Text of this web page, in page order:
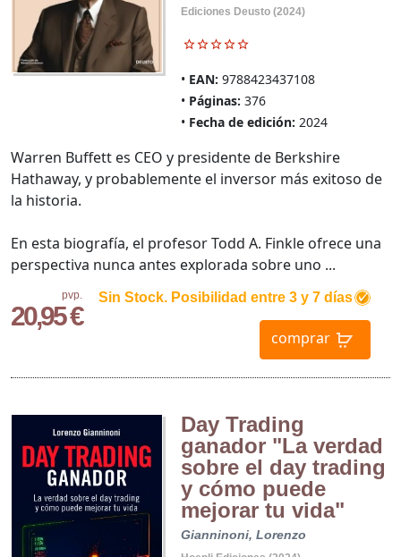
Ediciones Deusto (2024)
EAN: 9788423437108
Páginas: 376
Fecha de edición: 2024
pvp.
20,95 €
Sin Stock. Posibilidad entre 3 y 7 días
comprar
Warren Buffett es CEO y presidente de Berkshire
Hathaway, y probablemente el inversor más exitoso de
la historia.
En esta biografía, el profesor Todd A. Finkle ofrece una
perspectiva nunca antes explorada sobre uno ...
Day Trading
ganador "La verdad
sobre el day trading
y cómo puede
mejorar tu vida"
Gianninoni, Lorenzo